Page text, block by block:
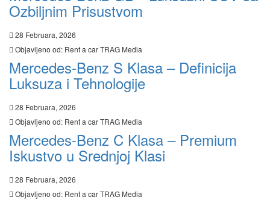
Ozbiljnim Prisustvom
28 Februara, 2026
Objavljeno od: Rent a car TRAG Media
Mercedes-Benz S Klasa – Definicija
Luksuza i Tehnologije
28 Februara, 2026
Objavljeno od: Rent a car TRAG Media
Mercedes-Benz C Klasa – Premium
Iskustvo u Srednjoj Klasi
28 Februara, 2026
Objavljeno od: Rent a car TRAG Media